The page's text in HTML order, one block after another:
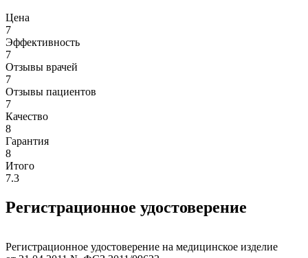
Цена
7
Эффективность
7
Отзывы врачей
7
Отзывы пациентов
7
Качество
8
Гарантия
8
Итого
7.3
Регистрационное удостоверение
Регистрационное удостоверение на медицинское изделие